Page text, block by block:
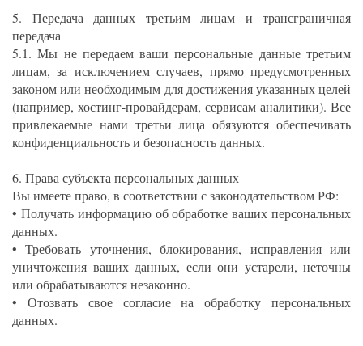
5. Передача данных третьим лицам и трансграничная
передача
5.1. Мы не передаем ваши персональные данные третьим
лицам, за исключением случаев, прямо предусмотренных
законом или необходимым для достижения указанных целей
(например, хостинг-провайдерам, сервисам аналитики). Все
привлекаемые нами третьи лица обязуются обеспечивать
конфиденциальность и безопасность данных.
6. Права субъекта персональных данных
Вы имеете право, в соответствии с законодательством РФ:
• Получать информацию об обработке ваших персональных
данных.
• Требовать уточнения, блокирования, исправления или
уничтожения ваших данных, если они устарели, неточны
или обрабатываются незаконно.
• Отозвать свое согласие на обработку персональных
данных.